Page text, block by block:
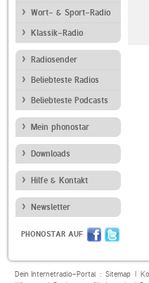
Wort- & Sport-Radio
Klassik-Radio
Radiosender
Beliebteste Radios
Beliebteste Podcasts
Mein phonostar
Downloads
Hilfe & Kontakt
Newsletter
PHONOSTAR AUF
Dein Internetradio-Portal : Sitemap|